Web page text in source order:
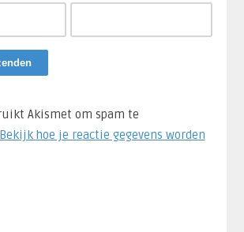
Akismet om spam te
Bekijk hoe je reactie gegevens worden